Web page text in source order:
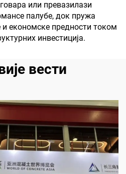
или превазилази
палубе, док пружа
економске предности током
инвестиција.
вести